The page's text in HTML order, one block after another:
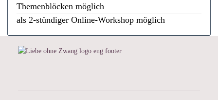
Themenblöcken möglich
als 2-stündiger Online-Workshop möglich